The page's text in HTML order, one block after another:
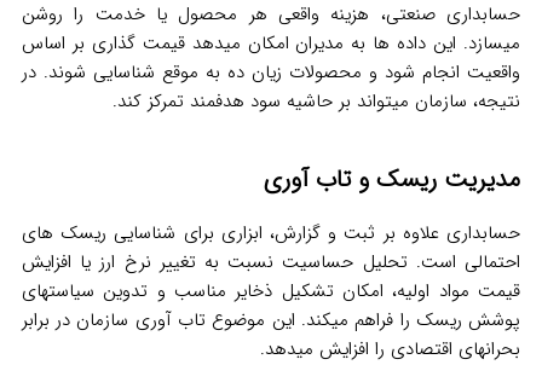
حسابداری صنعتی، هزینه واقعی هر محصول یا خدمت را روشن
میسازد. این داده ها به مدیران امکان میدهد قیمت گذاری بر اساس
واقعیت انجام شود و محصولات زیان ده به موقع شناسایی شوند. در
نتیجه، سازمان میتواند بر حاشیه سود هدفمند تمرکز کند.
مدیریت ریسک و تاب آوری
حسابداری علاوه بر ثبت و گزارش، ابزاری برای شناسایی ریسک های
احتمالی است. تحلیل حساسیت نسبت به تغییر نرخ ارز یا افزایش
قیمت مواد اولیه، امکان تشکیل ذخایر مناسب و تدوین سیاستهای
پوشش ریسک را فراهم میکند. این موضوع تاب آوری سازمان در برابر
بحرانهای اقتصادی را افزایش میدهد.